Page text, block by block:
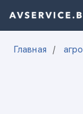
Главная